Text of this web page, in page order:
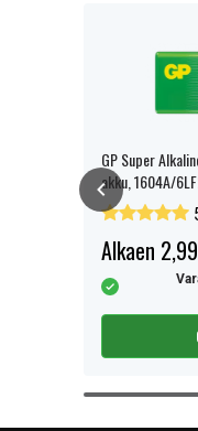
GP Super
akku, 1604A/
Alkaen
Item